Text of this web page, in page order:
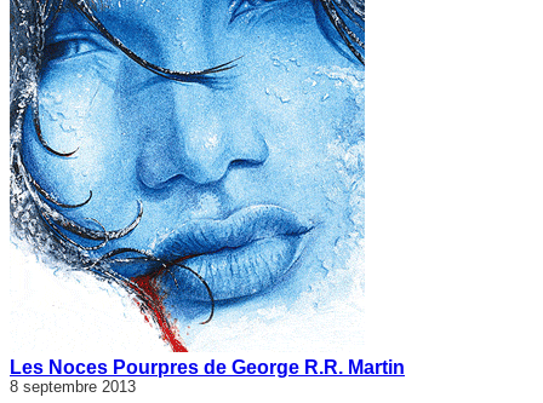
Les Noces Pourpres de George R.R. Martin
8 septembre 2013